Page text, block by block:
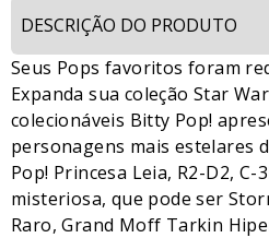
Seus Pops favoritos foram
Expanda sua coleção Star
colecionáveis Bitty Pop!
personagens mais estelares
Pop! Princesa Leia, R2-D2, C-
misteriosa, que pode ser
Raro, Grand Moff Tarkin